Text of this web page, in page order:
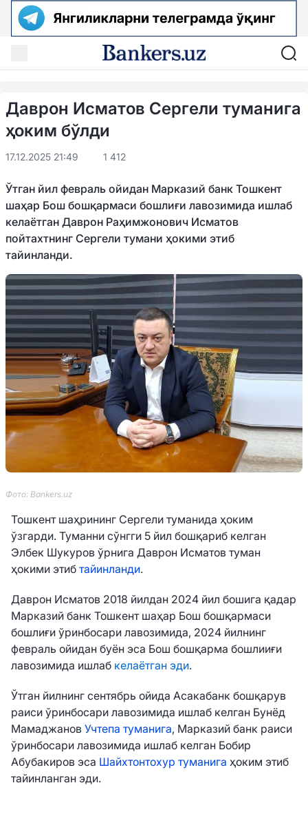
Даврон Исматов Сергели туманига
ҳоким бўлди
17.12.2025 21:49 1 412
Ўтган йил февраль ойидан Марказий банк Тошкент
шаҳар Бош бошқармаси бошлиғи лавозимида ишлаб
келаётган Даврон Раҳимжонович Исматов
пойтахтнинг Сергели тумани ҳокими этиб
тайинланди.
Фото: Bankers.uz
Тошкент шаҳрининг Сергели туманида ҳоким
ўзгарди. Туманни сўнгги 5 йил бошқариб келган
Элбек Шукуров ўрнига Даврон Исматов туман
ҳокими этиб тайинланди.
Даврон Исматов 2018 йилдан 2024 йил бошига қадар
Марказий банк Тошкент шаҳар Бош бошқармаси
бошлиғи ўринбосари лавозимида, 2024 йилнинг
февраль ойидан буён эса Бош бошқарма бошлииғи
лавозимида ишлаб келаётган эди.
Ўтган йилнинг сентябрь ойида Асакабанк бошқарув
раиси ўринбосари лавозимида ишлаб келган Бунёд
Мамаджанов Учтепа туманига, Марказий банк раиси
ўринбосари лавозимида ишлаб келган Бобир
Абубакиров эса Шайхтонтохур туманига ҳоким этиб
тайинланган эди.